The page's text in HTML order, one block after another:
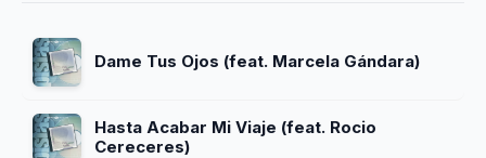
Dame Tus Ojos (feat. Marcela Gándara)
Hasta Acabar Mi Viaje (feat. Rocio
Cereceres)